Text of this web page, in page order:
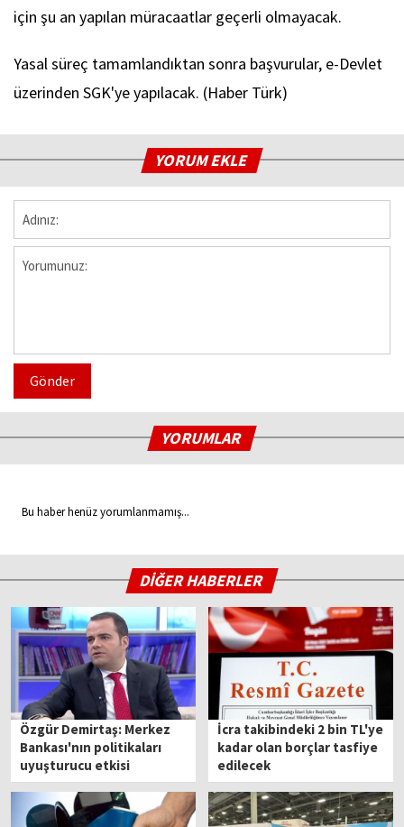
için şu an yapılan müracaatlar geçerli olmayacak.
Yasal süreç tamamlandıktan sonra başvurular, e-Devlet
üzerinden SGK'ye yapılacak. (Haber Türk)
YORUM EKLE
Gönder
YORUMLAR
Bu haber henüz yorumlanmamış...
DİĞER HABERLER
Özgür Demirtaş: Merkez
Bankası'nın politikaları
uyuşturucu etkisi
yaratıyor
İcra takibindeki 2 bin TL'ye
kadar olan borçlar tasfiye
edilecek